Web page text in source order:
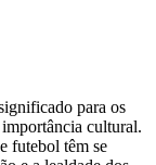
para os
importância cultural.
futebol têm se